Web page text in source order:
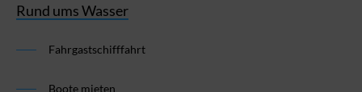
Rund ums Wasser
Fahrgastschifffahrt
Boote mieten